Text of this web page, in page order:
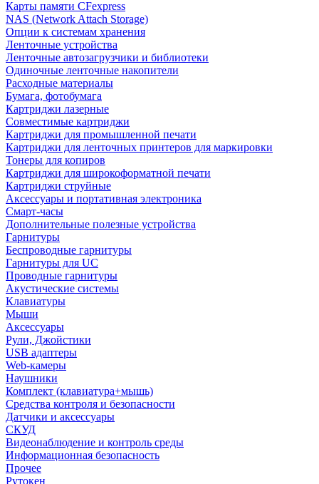
Карты памяти CFexpress
NAS (Network Attach Storage)
Опции к системам хранения
Ленточные устройства
Ленточные автозагрузчики и библиотеки
Одиночные ленточные накопители
Расходные материалы
Бумага, фотобумага
Картриджи лазерные
Совместимые картриджи
Картриджи для промышленной печати
Картриджи для ленточных принтеров для маркировки
Тонеры для копиров
Картриджи для широкоформатной печати
Картриджи струйные
Аксессуары и портативная электроника
Смарт-часы
Дополнительные полезные устройства
Гарнитуры
Беспроводные гарнитуры
Гарнитуры для UC
Проводные гарнитуры
Акустические системы
Клавиатуры
Мыши
Аксессуары
Рули, Джойстики
USB адаптеры
Web-камеры
Наушники
Комплект (клавиатура+мышь)
Средства контроля и безопасности
Датчики и аксессуары
СКУД
Видеонаблюдение и контроль среды
Информационная безопасность
Прочее
Рутокен